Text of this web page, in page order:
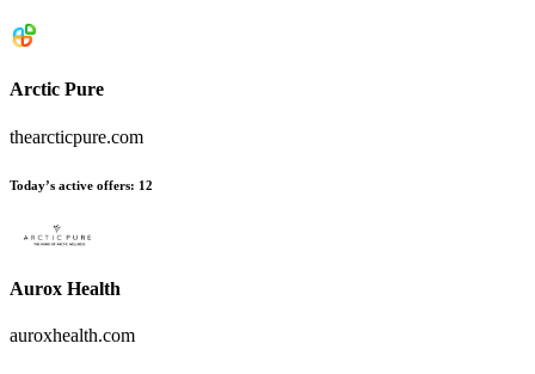
Arctic Pure
thearcticpure.com
Today’s active offers: 12
Aurox Health
auroxhealth.com